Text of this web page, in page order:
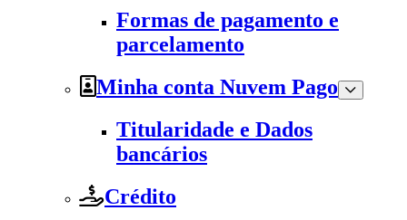
Formas de pagamento e
parcelamento
Minha conta Nuvem Pago
Titularidade e Dados
bancários
Crédito